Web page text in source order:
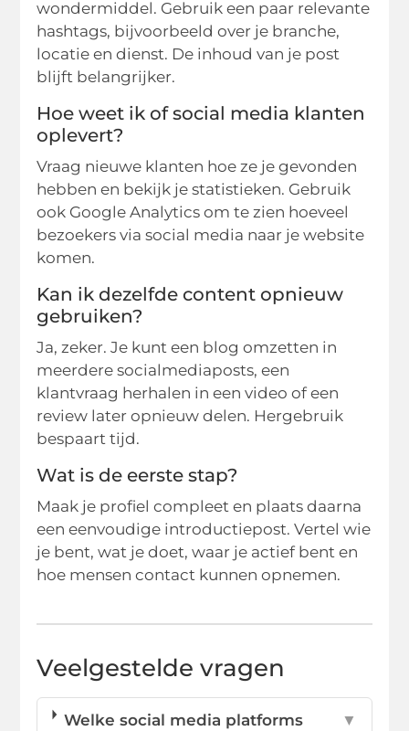
wondermiddel. Gebruik een paar relevante
hashtags, bijvoorbeeld over je branche,
locatie en dienst. De inhoud van je post
blijft belangrijker.
Hoe weet ik of social media klanten
oplevert?
Vraag nieuwe klanten hoe ze je gevonden
hebben en bekijk je statistieken. Gebruik
ook Google Analytics om te zien hoeveel
bezoekers via social media naar je website
komen.
Kan ik dezelfde content opnieuw
gebruiken?
Ja, zeker. Je kunt een blog omzetten in
meerdere socialmediaposts, een
klantvraag herhalen in een video of een
review later opnieuw delen. Hergebruik
bespaart tijd.
Wat is de eerste stap?
Maak je profiel compleet en plaats daarna
een eenvoudige introductiepost. Vertel wie
je bent, wat je doet, waar je actief bent en
hoe mensen contact kunnen opnemen.
Veelgestelde vragen
Welke social media platforms
▼